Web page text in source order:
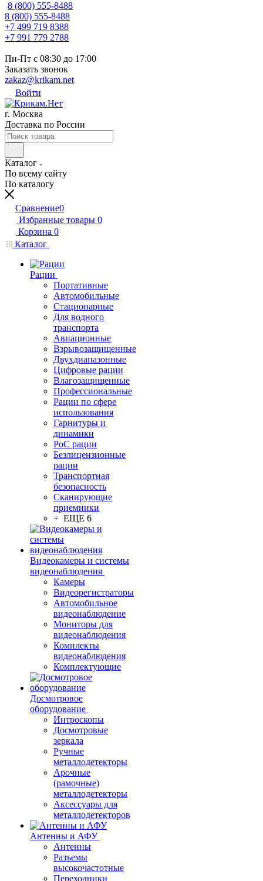
8 (800) 555-8488
8 (800) 555-8488
+7 499 719 8388
+7 991 779 2788
Пн-Пт с 08:30 до 17:00
Заказать звонок
zakaz@krikam.net
Войти
г. Москва
Доставка по России
Каталог
По всему сайту
По каталогу
Сравнение0
Избранные товары 0
Корзина 0
Каталог
Рации
Портативные
Автомобильные
Стационарные
Для водного
транспорта
Авиационные
Взрывозащищенные
Двухдиапазонные
Цифровые рации
Влагозащищенные
Профессиональные
Рации по сфере
использования
Гарнитуры и
динамики
PoC рации
Безлицензионные
рации
Транспортная
безопасность
Сканирующие
приемники
+ ЕЩЕ 6
Видеокамеры и системы
видеонаблюдения
Камеры
Видеорегистраторы
Автомобильное
видеонаблюдение
Мониторы для
видеонаблюдения
Комплекты
видеонаблюдения
Комплектующие
Досмотровое
оборудование
Интроскопы
Досмотровые
зеркала
Ручные
металлодетекторы
Арочные
(рамочные)
металлодетекторы
Аксессуары для
металлодетекторов
Антенны и АФУ
Антенны
Разъемы
высокочастотные
Переходники